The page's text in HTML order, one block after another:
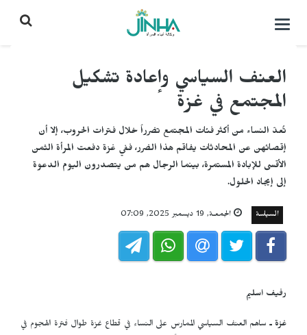
التحكم
العنف السياسي وإعادة تشكيل
المجتمع في غزة
تُعدّ النساء من أكثر فئات المجتمع تضرراً خلال فترات الحروب، إلا أن
إقصائهن عن المحادثات يفاقم هذا الضرر، ففي غزة دفعت المرأة الثمن
الأقسى للإبادة المستمرة، بينما الرجال هم من يتصدرون اليوم الدعوة
إلى إيجاد الحلول.
السياسة الجمعـة, 19 ديسمبر 2025, 07:09
رفيف اسليم
غزة ـساهم العنف السياسي الممارس على النساء في قطاع غزة طوال فترة الهجوم في